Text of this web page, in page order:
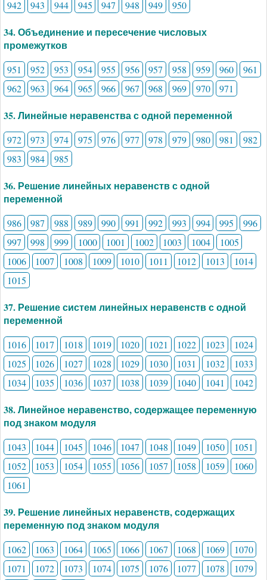
942 943 944 945 947 948 949 950
34. Объединение и пересечение числовых
промежутков
951 952 953 954 955 956 957 958 959 960
961
962
963 964 965 966 967 968 969 970 971
35. Линейные неравенства с одной переменной
972 973 974 975 976 977 978 979 980 981
982
983
984 985
36. Решение линейных неравенств с одной
переменной
986 987 988 989 990 991 992 993 994 995
996
997
998 999 1000 1001 1002 1003 1004
1005
1006
1007 1008 1009 1010 1011 1012 1013
1014
1015
37. Решение систем линейных неравенств с одной
переменной
1016 1017 1018 1019 1020 1021 1022 1023
1024
1025
1026 1027 1028 1029 1030 1031 1032
1033
1034
1035 1036 1037 1038 1039 1040 1041 1042
38. Линейное неравенство, содержащее переменную
под знаком модуля
1043 1044 1045 1046 1047 1048 1049 1050
1051
1052
1053 1054 1055 1056 1057 1058 1059
1060
1061
39. Решение линейных неравенств, содержащих
переменную под знаком модуля
1062 1063 1064 1065 1066 1067 1068 1069
1070
1071
1072 1073 1074 1075 1076 1077 1078
1079